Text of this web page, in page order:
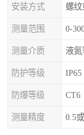
安装方式 螺
测量范围 0-
测量介质 液氮
防护等级 IP65
防爆等级 CT6
测量精度 0.5